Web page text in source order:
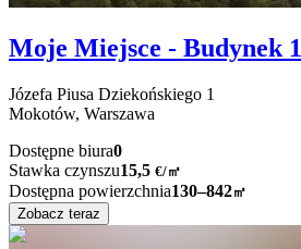
Moje Miejsce - Budynek 1
Józefa Piusa Dziekońskiego 1
Mokotów, Warszawa
Dostępne biura0
Stawka czynszu15,5 €/㎡
Dostępna powierzchnia130–842㎡
Zobacz teraz